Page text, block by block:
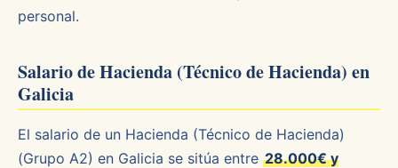
personal.
Salario de Hacienda (Técnico de Hacienda) en
Galicia
El salario de un Hacienda (Técnico de Hacienda)
(Grupo A2) en Galicia se sitúa entre 28.000€ y